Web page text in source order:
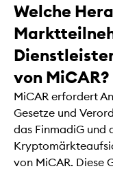
Welche
von MiCAR?
MiCAR erfordert
Gesetze und
das FinmadiG und
von MiCAR. Diese